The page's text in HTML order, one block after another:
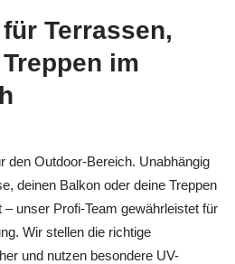
Terrassen,
im
den Outdoor-Bereich. Unabhängig
deinen Balkon oder deine Treppen
unser Profi-Team gewährleistet für
Wir stellen die richtige
und nutzen besondere UV-